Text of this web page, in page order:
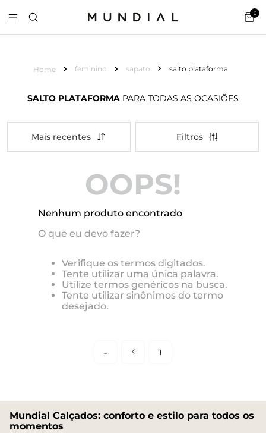
0
feminino sapato salto plataforma
SALTO PLATAFORMA PARA TODAS AS OCASIÕES
Mais recentes
OOPS!
Nenhum produto encontrado
O que eu devo fazer?
Verifique os termos digitados.
Tente utilizar uma única palavra.
Utilize termos genéricos na busca.
Tente utilizar sinônimos do termo
desejado.
1
Mundial Calçados: conforto e estilo para todos os
momentos